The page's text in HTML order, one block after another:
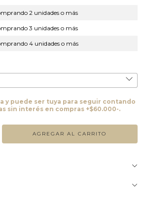
2 unidades o más
3 unidades o más
4 unidades o más
y puede ser tuya para seguir contando
sin interés en compras +$60.000-.